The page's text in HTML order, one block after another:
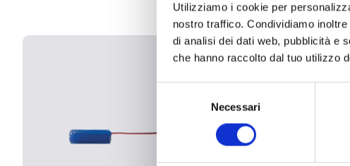
Utilizziamo i cookie per
nostro traffico. Condividiamo
di analisi dei dati web, pubblicità e
che hanno raccolto dal tuo utilizzo
Necessari